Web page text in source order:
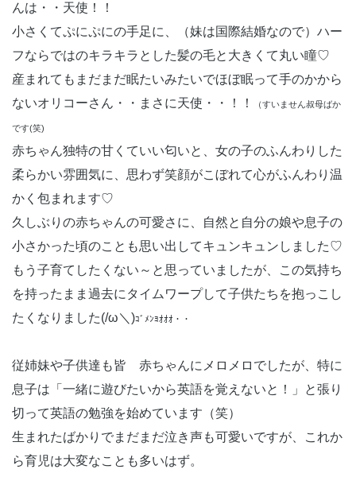
んは・・天使！！
小さくてぷにぷにの手足に、（妹は国際結婚なので）ハー
フならではのキラキラとした髪の毛と大きくて丸い瞳♡
産まれてもまだまだ眠たいみたいでほぼ眠って手のかから
ないオリコーさん・・まさに天使・・！！
（すいません叔母ばか
です(笑)
赤ちゃん独特の甘くていい匂いと、女の子のふんわりした
柔らかい雰囲気に、思わず笑顔がこぼれて心がふんわり温
かく包まれます♡
久しぶりの赤ちゃんの可愛さに、自然と自分の娘や息子の
小さかった頃のことも思い出してキュンキュンしました♡
もう子育てしたくない～と思っていましたが、この気持ち
を持ったまま過去にタイムワープして子供たちを抱っこし
たくなりました(/ω＼)ｺﾞﾒﾝﾖｵｵｵ・・
従姉妹や子供達も皆 赤ちゃんにメロメロでしたが、特に
息子は「一緒に遊びたいから英語を覚えないと！」と張り
切って英語の勉強を始めています（笑）
生まれたばかりでまだまだ泣き声も可愛いですが、これか
ら育児は大変なことも多いはず。